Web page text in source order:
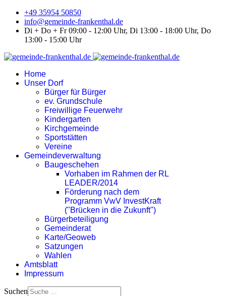
+49 35954 50850
info@gemeinde-frankenthal.de
Di + Do + Fr 09:00 - 12:00 Uhr, Di 13:00 - 18:00 Uhr, Do
13:00 - 15:00 Uhr
Home
Unser Dorf
Bürger für Bürger
ev. Grundschule
Freiwillige Feuerwehr
Kindergarten
Kirchgemeinde
Sportstätten
Vereine
Gemeindeverwaltung
Baugeschehen
Vorhaben im Rahmen der RL
LEADER/2014
Förderung nach dem
Programm VwV InvestKraft
("Brücken in die Zukunft")
Bürgerbeteiligung
Gemeinderat
Karte/Geoweb
Satzungen
Wahlen
Amtsblatt
Impressum
Suchen